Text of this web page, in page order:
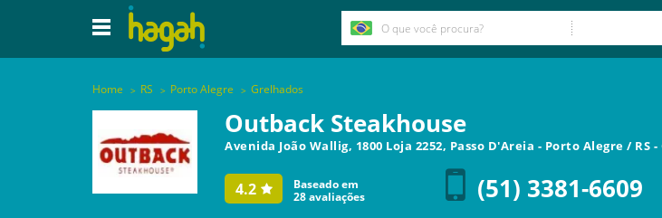
Home RS Porto Alegre Grelhados
Outback Steakhouse
Avenida João Wallig, 1800 Loja 2252, Passo D'Areia - Porto Alegre / RS -
4.2
Baseado em
28avaliações (51) 3381-6609